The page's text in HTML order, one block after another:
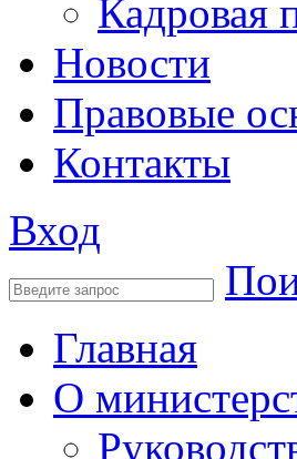
Кадровая
Новости
Правовые
Контакты
Вход
Главная
О